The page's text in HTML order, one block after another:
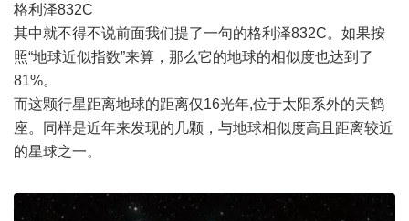
格利泽832C
其中就不得不说前面我们提了一句的格利泽832C。如果按
照“地球近似指数”来算，那么它的地球的相似度也达到了
81%。
而这颗行星距离地球的距离仅16光年,位于太阳系外的天鹤
座。同样是近年来发现的几颗，与地球相似度高且距离较近
的星球之一。